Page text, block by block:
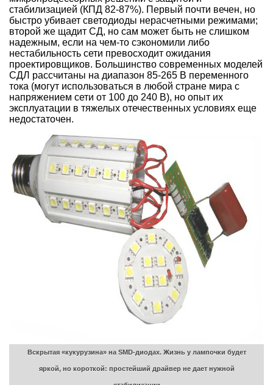
стабилизацией (КПД 82-87%). Первый почти вечен, но
быстро убивает светодиоды нерасчетными режимами;
второй же щадит СД, но сам может быть не слишком
надежным, если на чем-то сэкономили либо
нестабильность сети превосходит ожидания
проектировщиков. Большинство современных моделей
СДЛ рассчитаны на диапазон 85-265 В переменного
тока (могут использоваться в любой стране мира с
напряжением сети от 100 до 240 В), но опыт их
эксплуатации в тяжелых отечественных условиях еще
недостаточен.
Вскрытая «кукурузина» на SMD-диодах. Жизнь у лампочки будет
яркой, но короткой: простейший драйвер не дает нужной